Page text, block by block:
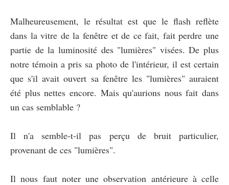
Malheureusement, le résultat est que le flash reflète
dans la vitre de la fenêtre et de ce fait, fait perdre une
partie de la luminosité des "lumières" visées. De plus
notre témoin a pris sa photo de l'intérieur, il est certain
que s'il avait ouvert sa fenêtre les "lumières" auraient
été plus nettes encore. Mais qu'aurions nous fait dans
un cas semblable ?
Il n'a semble-t-il pas perçu de bruit particulier,
provenant de ces "lumières".
Il nous faut noter une observation antérieure à celle